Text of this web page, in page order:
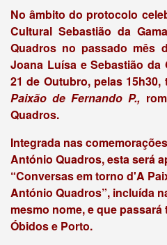
No âmbito do protocolo
Cultural Sebastião da
Quadros no passado mês
Joana Luísa e Sebastião da
21 de Outubro, pelas
Paixão de Fernando P.,
Quadros.
Integrada nas
António Quadros, esta será
“Conversas em torno d'A
António Quadros”, incluída
mesmo nome, e que
Óbidos e Porto.